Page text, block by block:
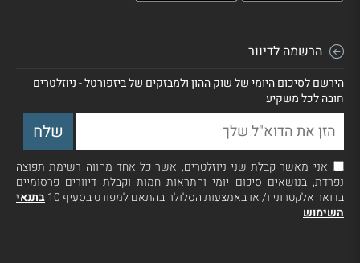
הרשמה לדיוור
הירשם לסיכום היומי של שוק ההון ולמבזקים של ביזפורטל - ניוזלטרים
חובה לכל משקיע
אני מאשר קבלת שני ניוזלטרים, אשר כל אחד מהווה רשימת תפוצה
נפרדת, בנושאים סיכום יומי והתראות חמות וקבלת דיוורים פרסומיים
בדואר אלקטרוני ו/ או באמצעות הסלולר בהתאם למפורט בסעיף 10
בתנאי
השימוש